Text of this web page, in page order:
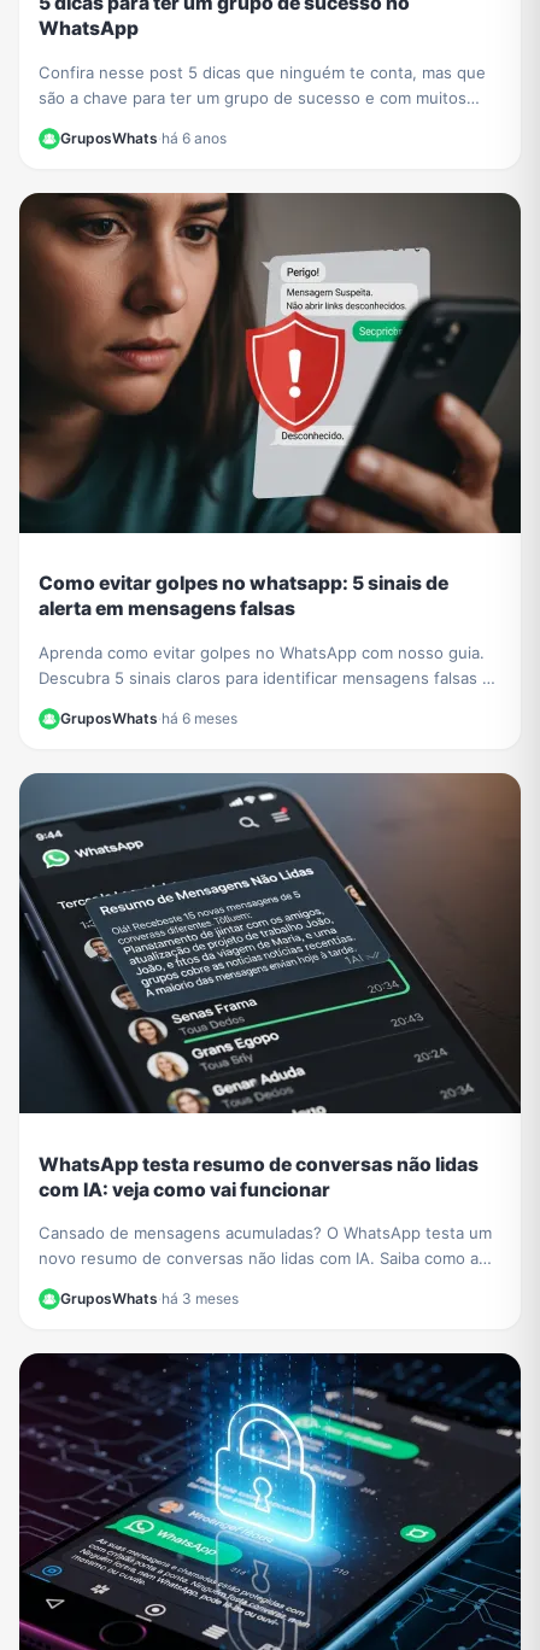
WhatsApp
Confira nesse post 5 dicas que ninguém te conta, mas que
são a chave para ter um grupo de sucesso e com muitos
GruposWhats·há 6 anos
Como evitar golpes no whatsapp: 5 sinais de
alerta em mensagens falsas
Aprenda como evitar golpes no WhatsApp com nosso guia.
Descubra 5 sinais claros para identificar mensagens falsas e
GruposWhats·há 6 meses
WhatsApp testa resumo de conversas não lidas
com IA: veja como vai funcionar
Cansado de mensagens acumuladas? O WhatsApp testa um
novo resumo de conversas não lidas com IA. Saiba como a
função vai organizar seus chats e economizar seu tempo.
GruposWhats·há 3 meses